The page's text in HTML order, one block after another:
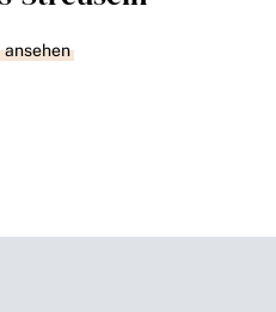
ansehen